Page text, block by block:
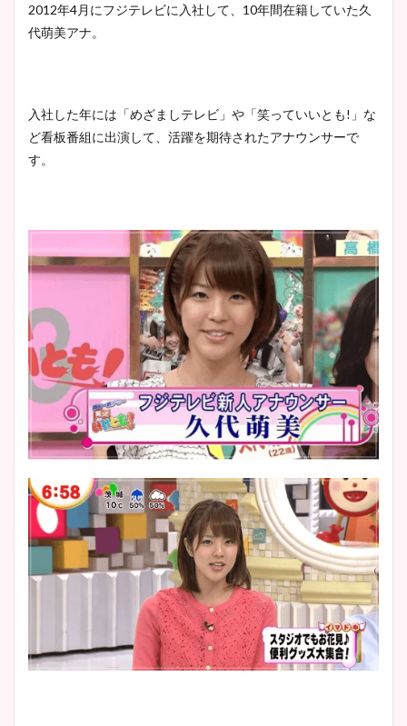
2012年4月にフジテレビに入社して、10年間在籍していた久
代萌美アナ。
入社した年には「めざましテレビ」や「笑っていいとも!」な
ど看板番組に出演して、活躍を期待されたアナウンサーで
す。